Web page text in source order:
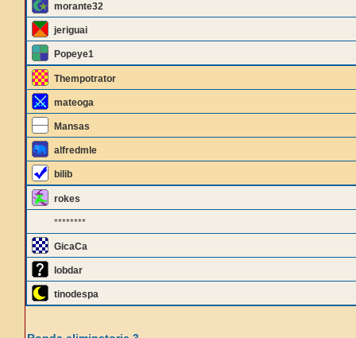
morante32
jeriguai
Popeye1
Thempotrator
mateoga
Mansas
alfredmle
bilib
rokes
********
GicaCa
lobdar
tinodespa